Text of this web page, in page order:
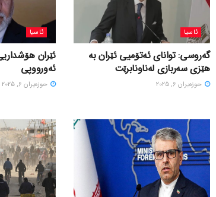
ئاسیا
گەروسی: توانای ئەتۆمیی ئێران بە
هێزی سەربازی لەناونابرێت
حوزه‌یران 6, 2025
ئاسیا
ئێران
ئەورووپی
حوزه‌یران 6, 2025